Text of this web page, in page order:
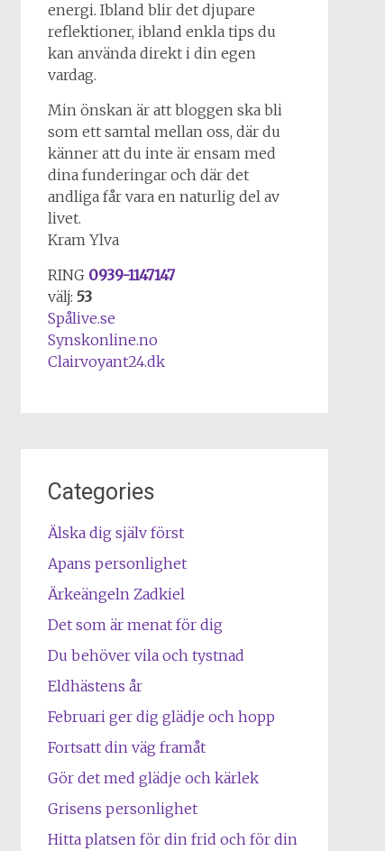
energi. Ibland blir det djupare
reflektioner, ibland enkla tips du
kan använda direkt i din egen
vardag.
Min önskan är att bloggen ska bli
som ett samtal mellan oss, där du
känner att du inte är ensam med
dina funderingar och där det
andliga får vara en naturlig del av
livet.
Kram Ylva
RING 0939-1147147
välj: 53
Spålive.se
Synskonline.no
Clairvoyant24.dk
Categories
Älska dig själv först
Apans personlighet
Ärkeängeln Zadkiel
Det som är menat för dig
Du behöver vila och tystnad
Eldhästens år
Februari ger dig glädje och hopp
Fortsatt din väg framåt
Gör det med glädje och kärlek
Grisens personlighet
Hitta platsen för din frid och för din